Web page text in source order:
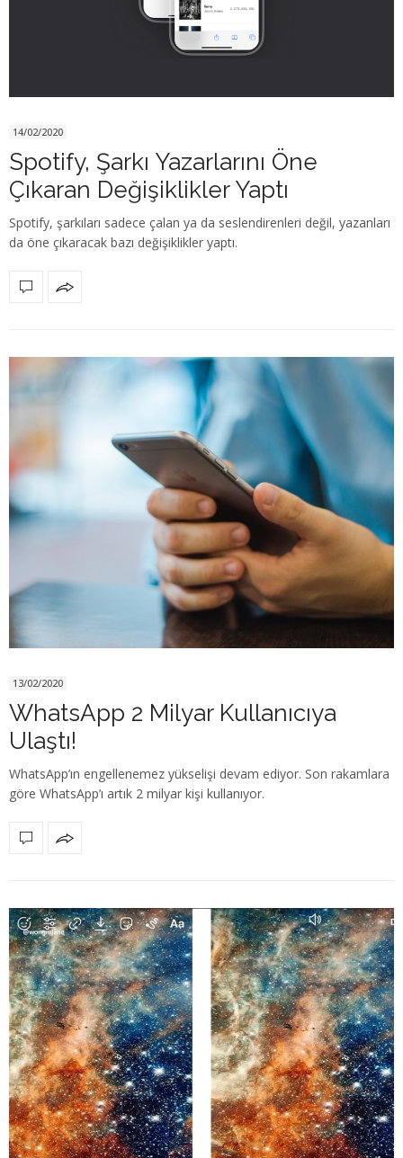
14/02/2020
Spotify, Şarkı Yazarlarını Öne
Çıkaran Değişiklikler Yaptı
Spotify, şarkıları sadece çalan ya da seslendirenleri değil, yazanları
da öne çıkaracak bazı değişiklikler yaptı.
13/02/2020
WhatsApp 2 Milyar Kullanıcıya
Ulaştı!
WhatsApp’ın engellenemez yükselişi devam ediyor. Son rakamlara
göre WhatsApp’ı artık 2 milyar kişi kullanıyor.